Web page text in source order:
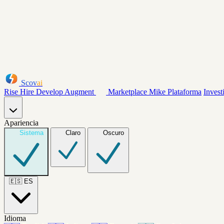
Scovai
Rise Hire Develop Augment Marketplace Mike Plataforma
Apariencia
Sistema Claro Oscuro
🇪🇸 ES
Idioma